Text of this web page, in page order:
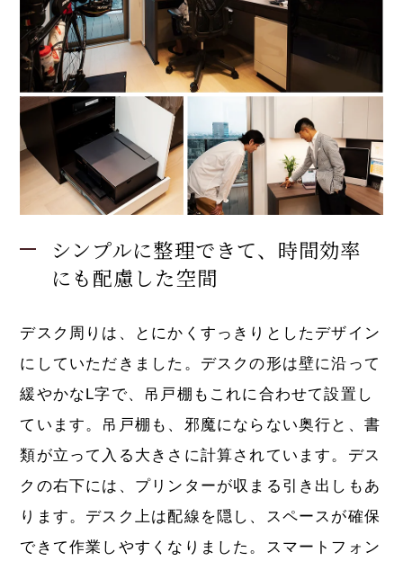
シンプルに整理できて、時間効率
にも配慮した空間
デスク周りは、とにかくすっきりとしたデザイン
にしていただきました。デスクの形は壁に沿って
緩やかなL字で、吊戸棚もこれに合わせて設置し
ています。吊戸棚も、邪魔にならない奥行と、書
類が立って入る大きさに計算されています。デス
クの右下には、プリンターが収まる引き出しもあ
ります。デスク上は配線を隠し、スペースが確保
できて作業しやすくなりました。スマートフォン